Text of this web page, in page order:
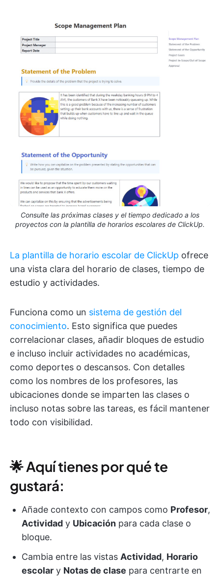
Consulte las próximas clases y el tiempo dedicado a los
proyectos con la plantilla de horarios escolares de ClickUp.
La plantilla de horario escolar de ClickUp ofrece
una vista clara del horario de clases, tiempo de
estudio y actividades.
Funciona como un sistema de gestión del
conocimiento. Esto significa que puedes
correlacionar clases, añadir bloques de estudio
e incluso incluir actividades no académicas,
como deportes o descansos. Con detalles
como los nombres de los profesores, las
ubicaciones donde se imparten las clases o
incluso notas sobre las tareas, es fácil mantener
todo con visibilidad.
🌟 Aquí tienes por qué te
gustará:
Añade contexto con campos como Profesor,
Actividad y Ubicación para cada clase o
bloque.
Cambia entre las vistas Actividad, Horario
escolar y Notas de clase para centrarte en